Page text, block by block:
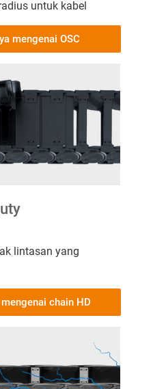
untuk kabel
mengenai OSC
lintasan yang
chain HD